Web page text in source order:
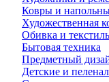
Ковры и
Художественная
Обивка и текстиль
Бытовая техника
Предметный
Детские и